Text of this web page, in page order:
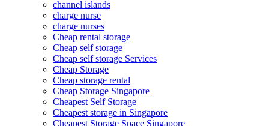
channel islands
charge nurse
charge nurses
Cheap rental storage
Cheap self storage
Cheap self storage Services
Cheap Storage
Cheap storage rental
Cheap Storage Singapore
Cheapest Self Storage
Cheapest storage in Singapore
Cheapest Storage Space Singapore